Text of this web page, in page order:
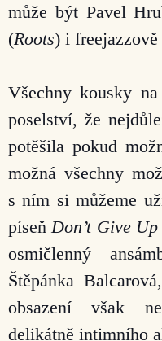
může být Pavel
(Roots) i
Všechny kousky
poselství, že
potěšila pokud
možná všechny
s ním si můžeme
píseň Don’t Give Up
osmičlenný
Štěpánka
obsazení však
delikátně intimního